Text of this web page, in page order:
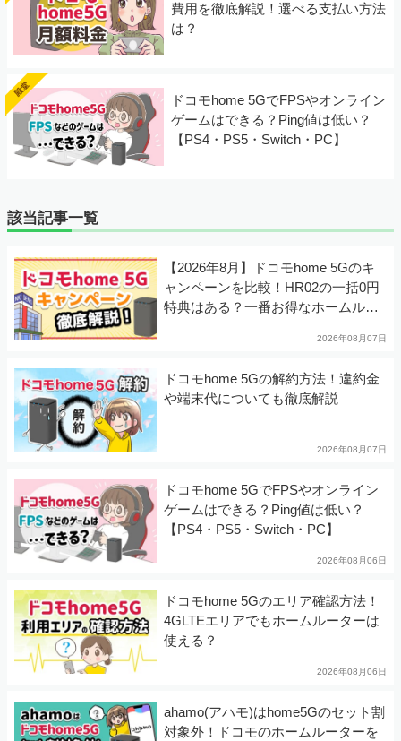
費用を徹底解説！選べる支払い方法
は？
ドコモhome 5GでFPSやオンライン
ゲームはできる？Ping値は低い？
【PS4・PS5・Switch・PC】
該当記事一覧
【2026年8月】ドコモhome 5Gのキ
ャンペーンを比較！HR02の一括0円
特典はある？一番お得なホームルー
2026年08月07日
ドコモhome 5Gの解約方法！違約金
や端末代についても徹底解説
2026年08月07日
ドコモhome 5GでFPSやオンライン
ゲームはできる？Ping値は低い？
【PS4・PS5・Switch・PC】
2026年08月06日
ドコモhome 5Gのエリア確認方法！
4GLTEエリアでもホームルーターは
使える？
2026年08月06日
ahamo(アハモ)はhome5Gのセット割
対象外！ドコモのホームルーターを